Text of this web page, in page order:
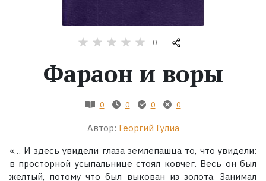
Экранизации
0
Фараон и воры
0 0 0 0
Автор: Георгий Гулиа
«… И здесь увидели глаза землепашца то, что увидели:
в просторной усыпальнице стоял ковчег. Весь он был
желтый, потому что был выкован из золота. Занимал